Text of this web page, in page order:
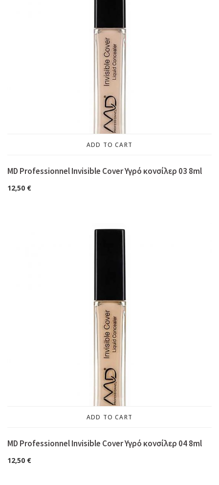
ADD TO CART
MD Professionnel Invisible Cover Υγρό κονσίλερ 03 8ml
12,50 €
ADD TO CART
MD Professionnel Invisible Cover Υγρό κονσίλερ 04 8ml
12,50 €